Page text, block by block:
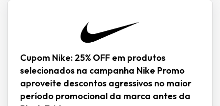
Cupom Nike: 25% OFF em produtos
selecionados na campanha Nike Promo
aproveite descontos agressivos no maior
período promocional da marca antes da